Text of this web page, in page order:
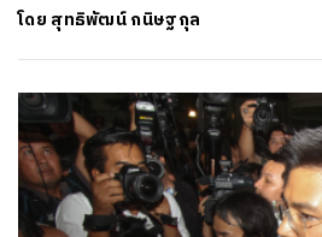
โดย สุทธิพัฒน์ กนิษฐกุล